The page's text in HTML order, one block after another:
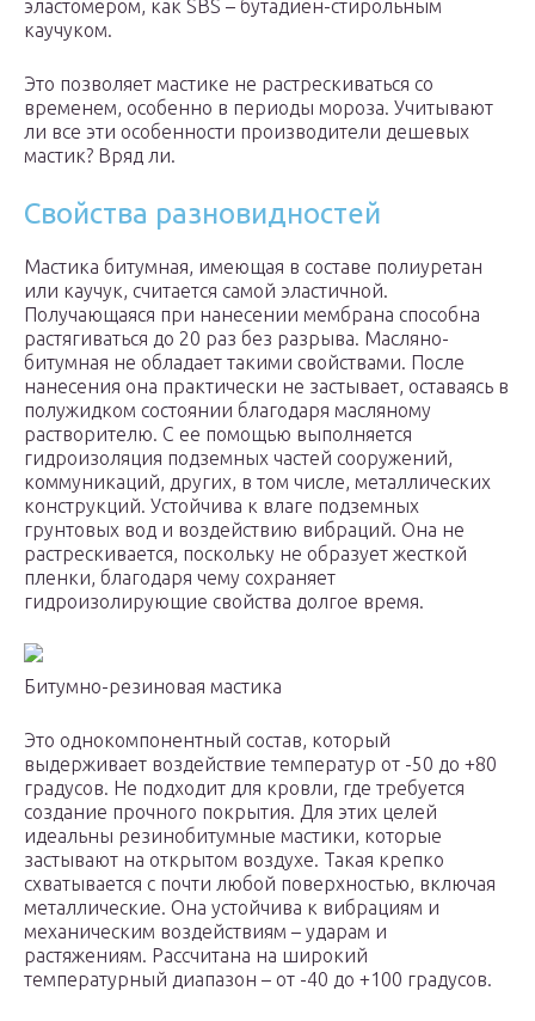
эластомером, как SBS – бутадиен-стирольным
каучуком.
Это позволяет мастике не растрескиваться со
временем, особенно в периоды мороза. Учитывают
ли все эти особенности производители дешевых
мастик? Вряд ли.
Свойства разновидностей
Мастика битумная, имеющая в составе полиуретан
или каучук, считается самой эластичной.
Получающаяся при нанесении мембрана способна
растягиваться до 20 раз без разрыва. Масляно-
битумная не обладает такими свойствами. После
нанесения она практически не застывает, оставаясь в
полужидком состоянии благодаря масляному
растворителю. С ее помощью выполняется
гидроизоляция подземных частей сооружений,
коммуникаций, других, в том числе, металлических
конструкций. Устойчива к влаге подземных
грунтовых вод и воздействию вибраций. Она не
растрескивается, поскольку не образует жесткой
пленки, благодаря чему сохраняет
гидроизолирующие свойства долгое время.
Битумно-резиновая мастика
Это однокомпонентный состав, который
выдерживает воздействие температур от -50 до +80
градусов. Не подходит для кровли, где требуется
создание прочного покрытия. Для этих целей
идеальны резинобитумные мастики, которые
застывают на открытом воздухе. Такая крепко
схватывается с почти любой поверхностью, включая
металлические. Она устойчива к вибрациям и
механическим воздействиям – ударам и
растяжениям. Рассчитана на широкий
температурный диапазон – от -40 до +100 градусов.